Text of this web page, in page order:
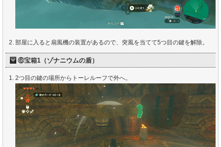
部屋に入ると扇風機の装置があるので、突風を当てて5つ目の鍵を解除。
⑥宝箱1（ゾナニウムの盾）
2つ目の鍵の場所からトーレルーフで外へ。